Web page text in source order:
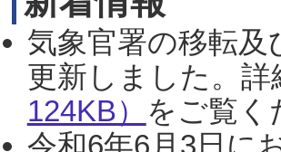
気象官署の移転
更新しました。詳
124KB） をご覧く
令和6年6月3日に